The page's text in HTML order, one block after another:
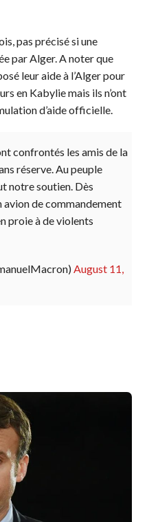
pas précisé si une
par Alger. A noter que
leur aide à l’Alger pour
en Kabylie mais ils n’ont
d’aide officielle.
confrontés les amis de la
réserve. Au peuple
notre soutien. Dès
avion de commandement
proie à de violents
August 11,